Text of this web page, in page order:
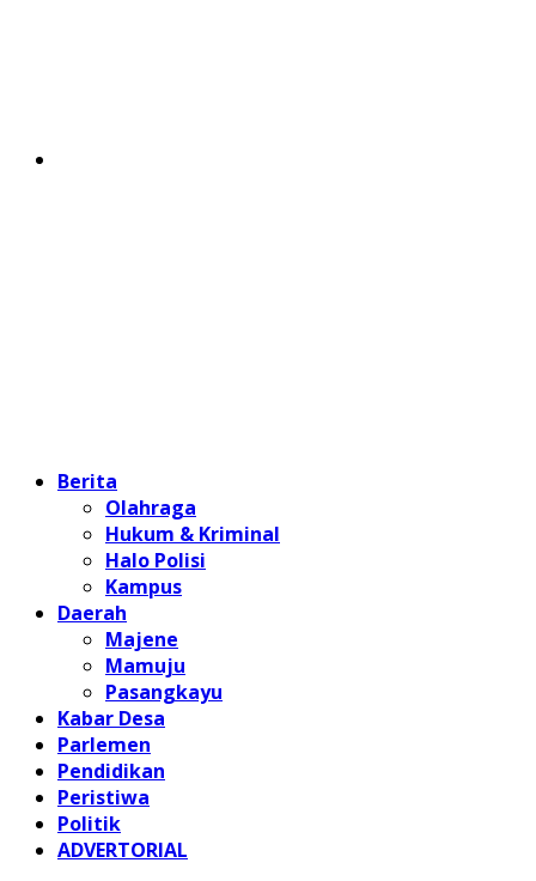
Home
Berita
Olahraga
Hukum & Kriminal
Halo Polisi
Kampus
Daerah
Majene
Mamuju
Pasangkayu
Kabar Desa
Parlemen
Pendidikan
Peristiwa
Politik
ADVERTORIAL